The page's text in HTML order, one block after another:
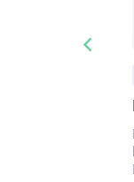
Previous